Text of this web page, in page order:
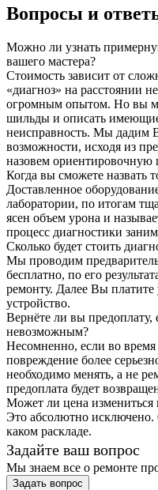
Вопросы и
Можно ли узнать
вашего мастера?
Стоимость зависит от
«диагноз» на расстоянии
огромным опытом. Но вы
шильды и описать
неисправность. Мы дадим
возможности, исходя из
назовем ориентировочную
Когда вы сможете назвать
Доставленное
лаборатории, по итогам
ясен объем урона и
процесс диагностики
Сколько будет стоить
Мы проводим
бесплатно, по его
ремонту. Далее Вы платите
устройство.
Вернёте ли вы предоплату,
невозможным?
Несомненно, если во время
повреждение более
необходимо менять, а не
предоплата будет
Может ли цена измениться
Это абсолютно исключено.
каком раскладе.
Задайте ваш вопрос
Мы знаем все о ремонте
Задать вопрос